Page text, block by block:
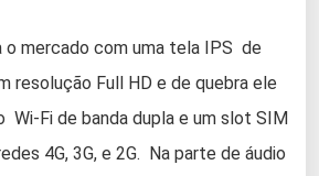
o mercado com uma tela IPS de
resolução Full HD e de quebra ele
Wi-Fi de banda dupla e um slot SIM
4G, 3G, e 2G. Na parte de áudio